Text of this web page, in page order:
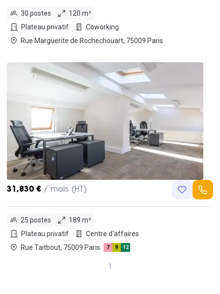
30 postes
120 m²
Plateau privatif
Coworking
Rue Marguerite de Rochechouart, 75009 Paris
31,830 € / mois (HT)
25 postes
189 m²
Plateau privatif
Centre d'affaires
Rue Taitbout, 75009 Paris
7 9 12
1